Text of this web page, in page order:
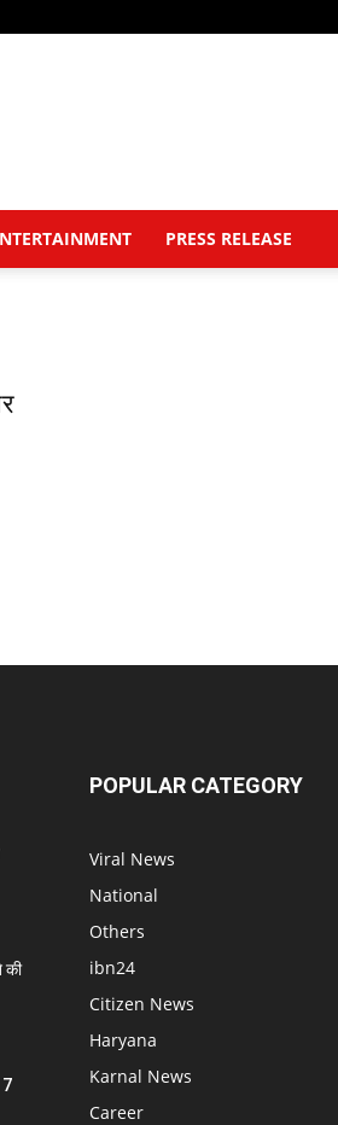
PRESS RELEASE
POPULAR CATEGORY
Viral News
National
Others
ibn24
Citizen News
Haryana
Karnal News
Career